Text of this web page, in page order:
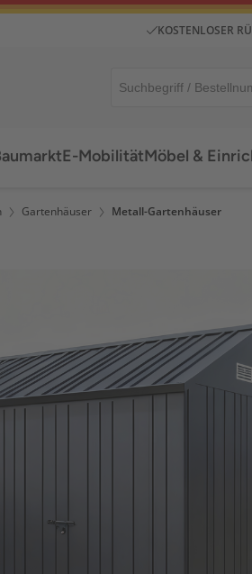
KOSTENLOSER
E-MobilitätMöbel &
Gartenhäuser Metall-Gartenhäuser